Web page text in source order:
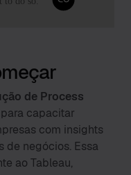
de Process
capacitar
com insights
de negócios. Essa
ao Tableau,